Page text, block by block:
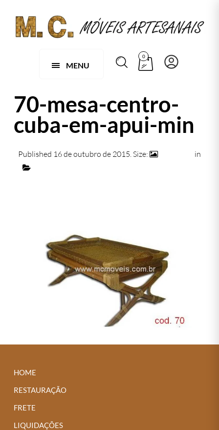
MENU
0
70-mesa-centro-
cuba-em-apui-min
Published 16 de outubro de 2015 . Size:
in
HOME
RESTAURAÇÃO
FRETE
LIQUIDAÇÕES